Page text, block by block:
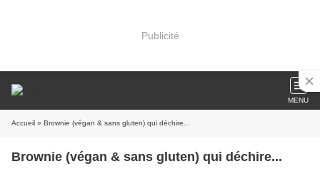
Publicité
MENU
Accueil » Brownie (végan & sans gluten) qui déchire...
Brownie (végan & sans gluten) qui déchire...